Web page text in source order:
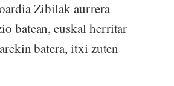
Zibilak aurrera
batean, euskal herritar
batera, itxi zuten